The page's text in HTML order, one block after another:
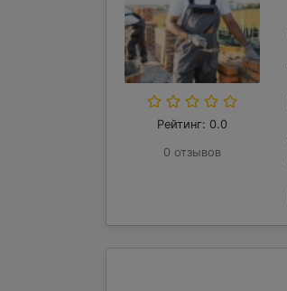
Рейтинг: 0.0
0 отзывов